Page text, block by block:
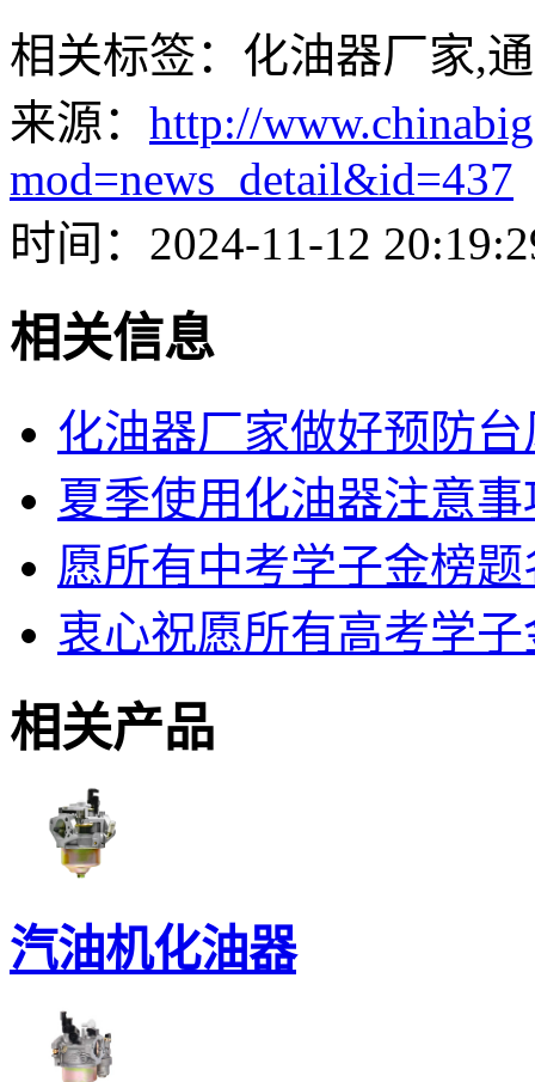
相关标签：化油器厂家,
来源： http://
mod=news_detail&id=437
时间：2024-11-12
相关信息
化油器厂家做好预防台
夏季使用化油器注意事
愿所有中考学子金榜题
衷心祝愿所有高考学
相关产品
汽油机化油器